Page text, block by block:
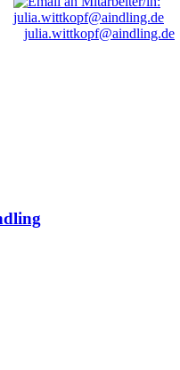
julia.wittkopf@aindling.de